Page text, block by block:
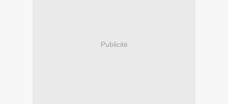
Publicité